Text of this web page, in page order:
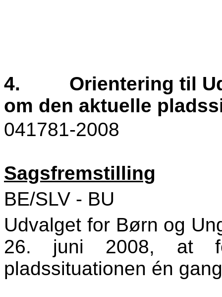
4.
Orientering til
om den aktuelle
041781-2008
Sagsfremstilling
BE/SLV - BU
Udvalget for Børn og
26. juni 2008, at
pladssituationen én